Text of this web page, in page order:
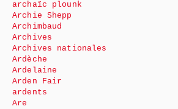
archaïc plounk
Archie Shepp
Archimbaud
Archives
Archives nationales
Ardèche
Ardelaine
Arden Fair
ardents
Are